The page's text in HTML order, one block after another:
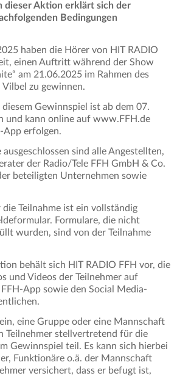
dieser Aktion erklärt sich der
Bedingungen
haben die Hörer von HIT RADIO
einen Auftritt während der Show
am 21.06.2025 im Rahmen des
Vilbel zu gewinnen.
diesem Gewinnspiel ist ab dem 07.
und kann online auf www.FFH.de
App erfolgen.
ausgeschlossen sind alle Angestellten,
der Radio/Tele FFH GmbH & Co.
beteiligten Unternehmen sowie
Teilnahme ist ein vollständig
Formulare, die nicht
wurden, sind von der Teilnahme
behält sich HIT RADIO FFH vor, die
und Videos der Teilnehmer auf
App sowie den Social Media-
eine Gruppe oder eine Mannschaft
Teilnehmer stellvertretend für die
Gewinnspiel teil. Es kann sich hierbei
Funktionäre o.ä. der Mannschaft
versichert, dass er befugt ist,